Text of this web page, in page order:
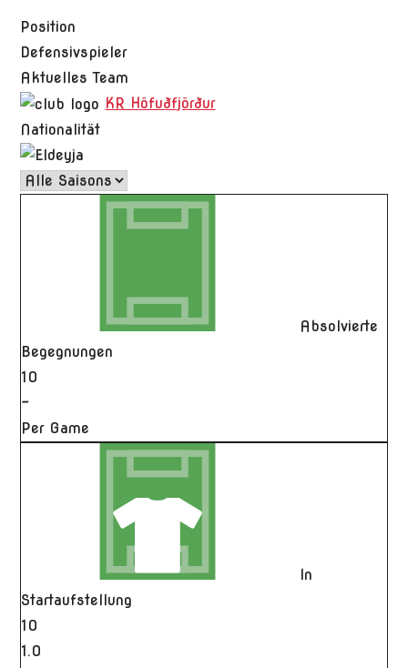
Position
Defensivspieler
Aktuelles Team
KR Höfuðfjörður
Nationalität
Absolvierte
Begegnungen
10
-
Per Game
In
Startaufstellung
10
1.0